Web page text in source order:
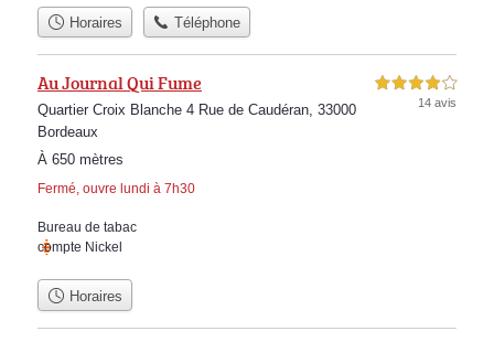
Horaires Téléphone
Au Journal Qui Fume
Quartier Croix Blanche 4 Rue de Caudéran, 33000
Bordeaux
À 650 mètres
Fermé, ouvre lundi à 7h30
4,0 étoiles sur 5
14 avis
Bureau de tabac
compte Nickel
Horaires